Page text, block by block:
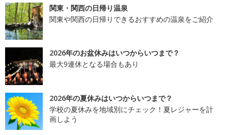
関東・関西の日帰り温泉
関東や関西の日帰りできるおすすめの温泉をご紹介
2026年のお盆休みはいつからいつまで？
最大9連休となる場合もあり
2026年の夏休みはいつからいつまで？
学校の夏休みを地域別にチェック！夏レジャーを計
画しよう